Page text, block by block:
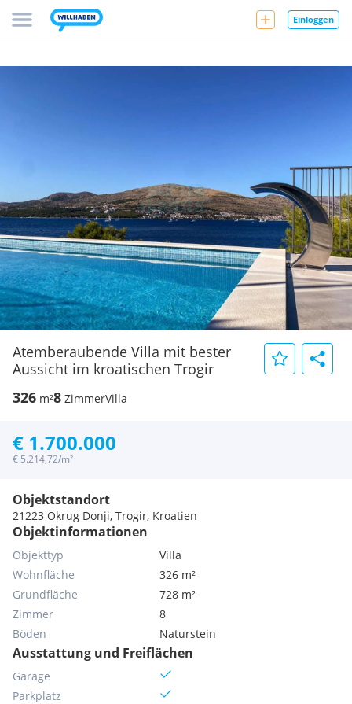
Einloggen
Atemberaubende Villa mit bester
Aussicht im kroatischen Trogir
326 m²8 ZimmerVilla
€ 1.700.000
€ 5.214,72/m²
Objektstandort
21223 Okrug Donji, Trogir, Kroatien
Objektinformationen
Objekttyp
Villa
Wohnfläche
326 m²
Grundfläche
728 m²
Zimmer
8
Böden
Naturstein
Ausstattung und Freiflächen
Garage
Parkplatz